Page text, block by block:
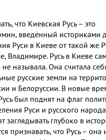
, что Киевская Русь – это
, введённый историками
Руси в Киеве от такой же
, Владимире. Русь в Киеве
называла.Она считала
русские земли на
и Белоруссии. В новые
был поднят на флаг
Руси и русского народа
заглядывать глубоко в
признавать, что Русь – она